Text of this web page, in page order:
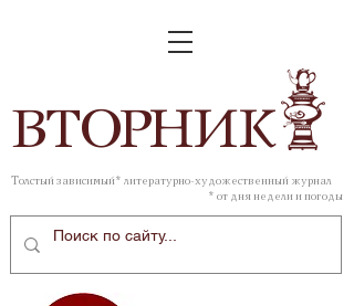
ВТОРНИК
Толстый зависимый* литературно-художественный журнал
* от дня недели и погоды